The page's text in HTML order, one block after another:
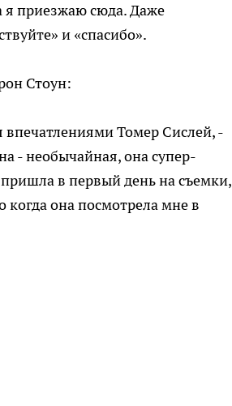
я приезжаю сюда. Даже
и «спасибо».
Стоун:
впечатлениями Томер Сислей, -
- необычайная, она супер-
пришла в первый день на съемки,
когда она посмотрела мне в